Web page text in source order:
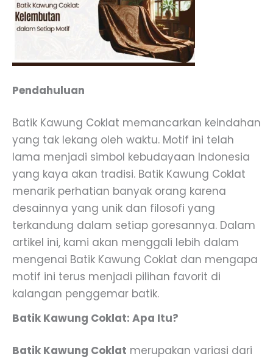
Pendahuluan
Batik Kawung Coklat memancarkan keindahan
yang tak lekang oleh waktu. Motif ini telah
lama menjadi simbol kebudayaan Indonesia
yang kaya akan tradisi. Batik Kawung Coklat
menarik perhatian banyak orang karena
desainnya yang unik dan filosofi yang
terkandung dalam setiap goresannya. Dalam
artikel ini, kami akan menggali lebih dalam
mengenai Batik Kawung Coklat dan mengapa
motif ini terus menjadi pilihan favorit di
kalangan penggemar batik.
Batik Kawung Coklat: Apa Itu?
Batik Kawung Coklat merupakan variasi dari